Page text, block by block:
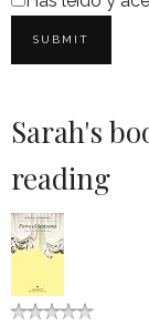
Sarah's
reading